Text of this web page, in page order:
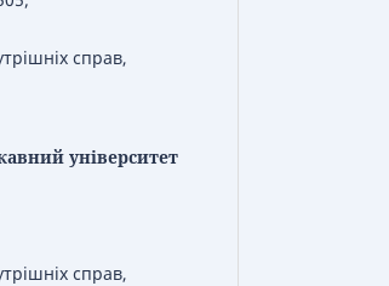
справ,
університет
справ,